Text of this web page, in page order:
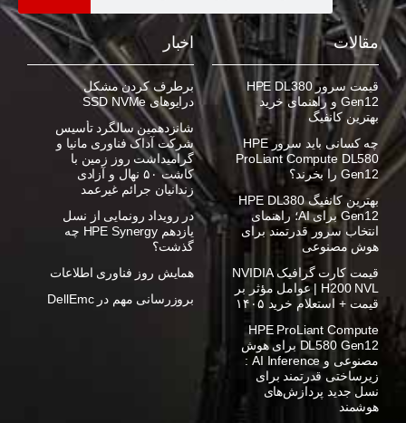
مقالات
قیمت سرور HPE DL380
Gen12 و راهنمای خرید
بهترین کانفیگ
چه کسانی باید سرور HPE
ProLiant Compute DL580
Gen12 را بخرند؟
بهترین کانفیگ HPE DL380
Gen12 برای AI؛ راهنمای
انتخاب سرور قدرتمند برای
هوش مصنوعی
قیمت کارت گرافیک NVIDIA
H200 NVL | عوامل مؤثر بر
قیمت + استعلام خرید ۱۴۰۵
HPE ProLiant Compute
DL580 Gen12 برای هوش
مصنوعی و AI Inference :
زیرساختی قدرتمند برای
نسل جدید پردازش‌های
هوشمند
اخبار
برطرف کردن مشکل
درایوهای SSD NVMe
شانزدهمین سالگرد تأسیس
شرکت آداک فناوری مانیا و
گرامیداشت روز زمین با
کاشت ۵۰ نهال و آزادی
زندانیان جرائم غیرعمد
در رویداد رونمایی از نسل
یازدهم HPE Synergy چه
گذشت؟
همایش روز فناوری اطلاعات
بروزرسانی مهم در DellEmc